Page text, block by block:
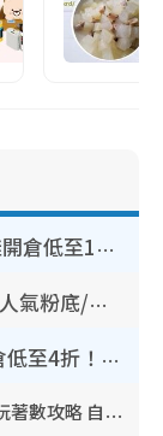
開倉優惠 | 尖沙咀海港城名牌波鞋開倉低至1折！On鞋$899起／Joy&Peace鞋履$98起
CHANEL美妝限時減價低至3折！人氣粉底/唇膏/精華液低至$275！COCO香水都有平
開倉優惠｜尖沙咀名牌行李箱開倉低至4折！一連5日 American Tourister/ace./Hallmark $200起！
【8月生日優惠2026】全港85大食買玩著數攻略 自助餐/火鍋放題同行免費＋誠品/DONKI送現金券